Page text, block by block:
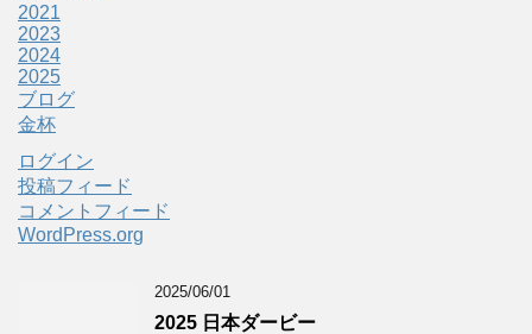
2021
2023
2024
2025
ブログ
金杯
ログイン
投稿フィード
コメントフィード
WordPress.org
2025/06/01
2025 日本ダービー